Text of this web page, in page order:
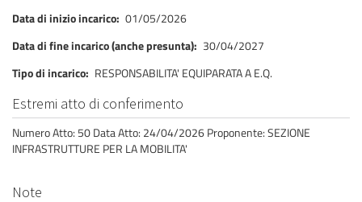
Data di inizio incarico 01/05/2026
Data di fine incarico (anche presunta) 30/04/2027
Tipo di incarico RESPONSABILITA' EQUIPARATA A E.Q.
Estremi atto di conferimento
Numero Atto: 50 Data Atto: 24/04/2026 Proponente: SEZIONE
INFRASTRUTTURE PER LA MOBILITA'
Note